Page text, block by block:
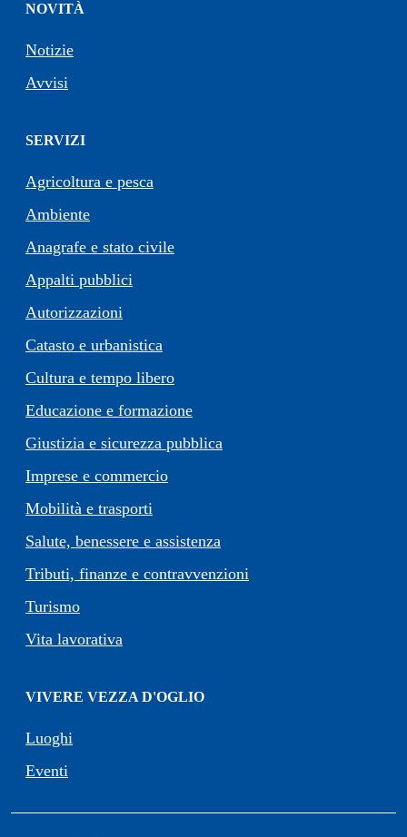
NOVITÀ
Notizie
Avvisi
SERVIZI
Agricoltura e pesca
Ambiente
Anagrafe e stato civile
Appalti pubblici
Autorizzazioni
Catasto e urbanistica
Cultura e tempo libero
Educazione e formazione
Giustizia e sicurezza pubblica
Imprese e commercio
Mobilità e trasporti
Salute, benessere e assistenza
Tributi, finanze e contravvenzioni
Turismo
Vita lavorativa
VIVERE VEZZA D'OGLIO
Luoghi
Eventi